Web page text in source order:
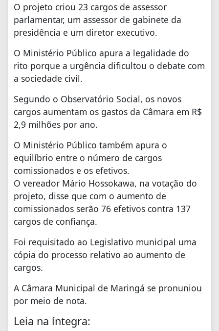
O projeto criou 23 cargos de assessor
parlamentar, um assessor de gabinete da
presidência e um diretor executivo.
O Ministério Público apura a legalidade do
rito porque a urgência dificultou o debate com
a sociedade civil.
Segundo o Observatório Social, os novos
cargos aumentam os gastos da Câmara em R$
2,9 milhões por ano.
O Ministério Público também apura o
equilíbrio entre o número de cargos
comissionados e os efetivos.
O vereador Mário Hossokawa, na votação do
projeto, disse que com o aumento de
comissionados serão 76 efetivos contra 137
cargos de confiança.
Foi requisitado ao Legislativo municipal uma
cópia do processo relativo ao aumento de
cargos.
A Câmara Municipal de Maringá se pronuniou
por meio de nota.
Leia na íntegra: